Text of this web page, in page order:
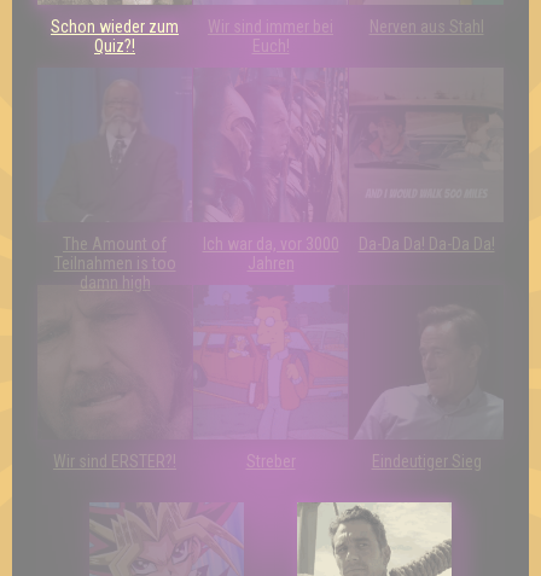
Schon wieder zum
Quiz?!
Wir sind immer bei
Euch!
Nerven aus Stahl
The Amount of
Teilnahmen is too
damn high
Ich war da, vor 3000
Jahren
Da-Da Da! Da-Da Da!
Wir sind ERSTER?! Streber Eindeutiger Sieg